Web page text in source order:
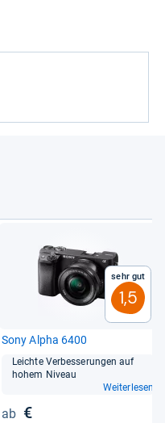
Sehr gut
1,5
Sony Alpha 6400
Leichte Ver­bes­se­run­gen auf
hohem Niveau
Weiterlesen
€